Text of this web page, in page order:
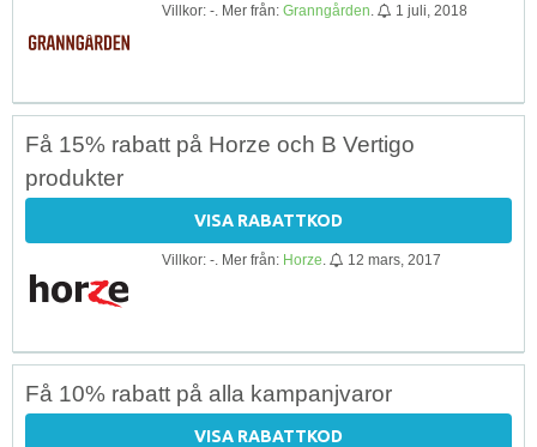
Villkor: -. Mer från: Granngården 1 juli, 2018
Få 15% rabatt på Horze och B Vertigo
produkter
VISA RABATTKOD
Villkor: -. Mer från: Horze 12 mars, 2017
Få 10% rabatt på alla kampanjvaror
VISA RABATTKOD